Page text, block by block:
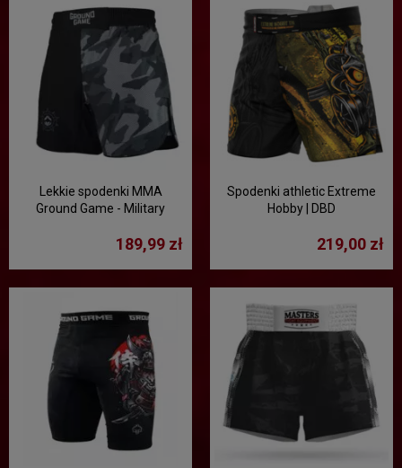
Lekkie spodenki MMA
Ground Game - Military
189,99 zł
Spodenki athletic Extreme
Hobby | DBD
219,00 zł